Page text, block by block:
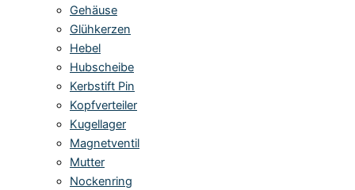
Gehäuse
Glühkerzen
Hebel
Hubscheibe
Kerbstift Pin
Kopfverteiler
Kugellager
Magnetventil
Mutter
Nockenring